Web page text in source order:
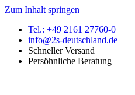
Zum Inhalt springen
Tel.: +49 2161 27760-0
info@2s-deutschland.de
Schneller Versand
Persöhnliche Beratung